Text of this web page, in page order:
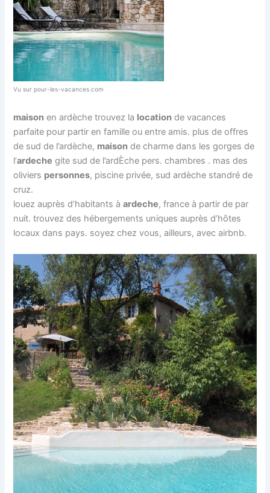
Vu sur pour-les-vacances.com
maison en ardèche trouvez la location de vacances
parfaite pour partir en famille ou entre amis. plus de offres
de sud de l’ardèche, maison de charme dans les gorges de
l’ardeche gite sud de l’ardÈche pers. chambres . mas des
oliviers personnes, piscine privée, sud ardèche standré de
cruz.
louez auprès d’habitants àardeche, france à partir de par
nuit. trouvez des hébergements uniques auprès d’hôtes
locaux dans pays. soyez chez vous, ailleurs, avec airbnb.